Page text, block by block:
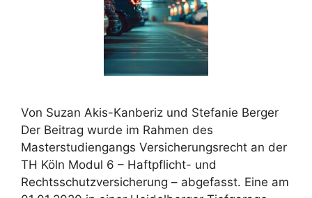
Von Suzan Akis-Kanberiz und Stefanie Berger
Der Beitrag wurde im Rahmen des
Masterstudiengangs Versicherungsrecht an der
TH Köln Modul 6 – Haftpflicht- und
Rechtsschutzversicherung – abgefasst. Eine am